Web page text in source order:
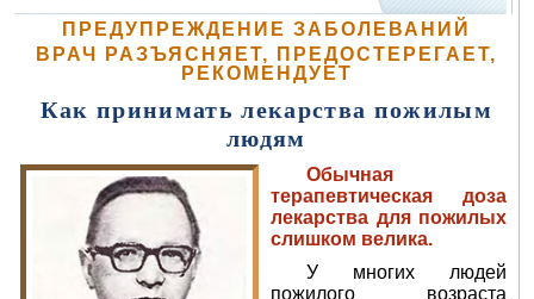
ПРЕДУПРЕЖДЕНИЕ ЗАБОЛЕВАНИЙ
ВРАЧ РАЗЪЯСНЯЕТ, ПРЕДОСТЕРЕГАЕТ,
РЕКОМЕНДУЕТ
Как принимать лекарства пожилым
людям
Обычная
терапевтическая доза
лекарства для пожилых
слишком велика.
У многих людей
пожилого возраста